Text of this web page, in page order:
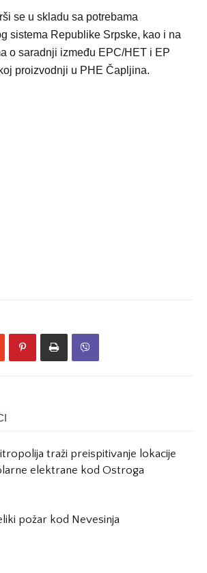
se u skladu sa potrebama
sistema Republike Srpske, kao i na
o saradnji između EPC/HET i EP
proizvodnji u PHE Čapljina.
traži preispitivanje lokacije
elektrane kod Ostroga
požar kod Nevesinja